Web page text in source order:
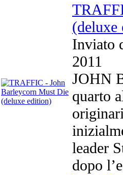
(deluxe
Inviato
2011
JOHN
quarto
leader
dopo